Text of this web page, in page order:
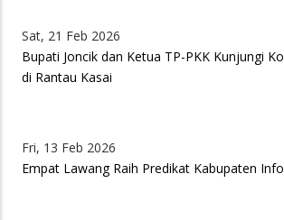
Sat, 21 Feb 2026
Bupati Joncik dan Ketua TP-PKK Kunjungi
di Rantau Kasai
Fri, 13 Feb 2026
Empat Lawang Raih Predikat Kabupaten